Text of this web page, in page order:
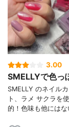
3.00
SMELLYで色っ
SMELLY のネイル
ト、ラメ サクラを
的！色味も他には